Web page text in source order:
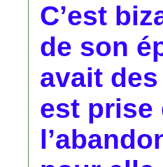
C’est
de son
avait
est